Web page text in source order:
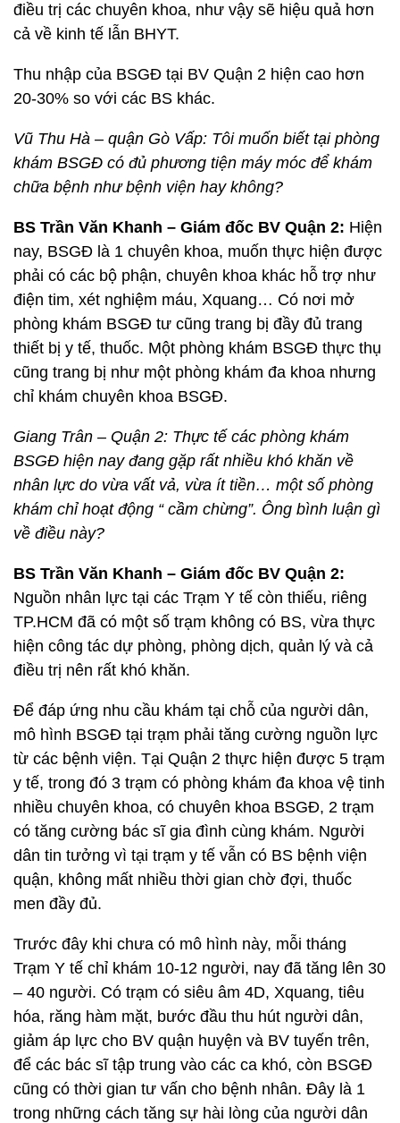
điều trị các chuyên khoa, như vậy sẽ hiệu quả hơn
cả về kinh tế lẫn BHYT.
Thu nhập của BSGĐ tại BV Quận 2 hiện cao hơn
20-30% so với các BS khác.
Vũ Thu Hà – quận Gò Vấp: Tôi muốn biết tại phòng
khám BSGĐ có đủ phương tiện máy móc để khám
chữa bệnh như bệnh viện hay không?
BS Trần Văn Khanh – Giám đốc BV Quận 2: Hiện
nay, BSGĐ là 1 chuyên khoa, muốn thực hiện được
phải có các bộ phận, chuyên khoa khác hỗ trợ như
điện tim, xét nghiệm máu, Xquang… Có nơi mở
phòng khám BSGĐ tư cũng trang bị đầy đủ trang
thiết bị y tế, thuốc. Một phòng khám BSGĐ thực thụ
cũng trang bị như một phòng khám đa khoa nhưng
chỉ khám chuyên khoa BSGĐ.
Giang Trân – Quận 2: Thực tế các phòng khám
BSGĐ hiện nay đang gặp rất nhiều khó khăn về
nhân lực do vừa vất vả, vừa ít tiền… một số phòng
khám chỉ hoạt động “ cầm chừng”. Ông bình luận gì
về điều này?
BS Trần Văn Khanh – Giám đốc BV Quận 2:
Nguồn nhân lực tại các Trạm Y tế còn thiếu, riêng
TP.HCM đã có một số trạm không có BS, vừa thực
hiện công tác dự phòng, phòng dịch, quản lý và cả
điều trị nên rất khó khăn.
Để đáp ứng nhu cầu khám tại chỗ của người dân,
mô hình BSGĐ tại trạm phải tăng cường nguồn lực
từ các bệnh viện. Tại Quận 2 thực hiện được 5 trạm
y tế, trong đó 3 trạm có phòng khám đa khoa vệ tinh
nhiều chuyên khoa, có chuyên khoa BSGĐ, 2 trạm
có tăng cường bác sĩ gia đình cùng khám. Người
dân tin tưởng vì tại trạm y tế vẫn có BS bệnh viện
quận, không mất nhiều thời gian chờ đợi, thuốc
men đầy đủ.
Trước đây khi chưa có mô hình này, mỗi tháng
Trạm Y tế chỉ khám 10-12 người, nay đã tăng lên 30
– 40 người. Có trạm có siêu âm 4D, Xquang, tiêu
hóa, răng hàm mặt, bước đầu thu hút người dân,
giảm áp lực cho BV quận huyện và BV tuyến trên,
để các bác sĩ tập trung vào các ca khó, còn BSGĐ
cũng có thời gian tư vấn cho bệnh nhân. Đây là 1
trong những cách tăng sự hài lòng của người dân